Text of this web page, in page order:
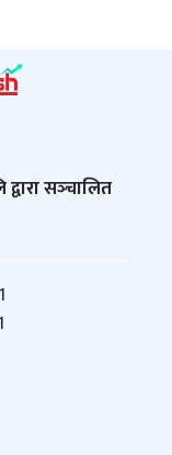
द्वारा सञ्‍चालित